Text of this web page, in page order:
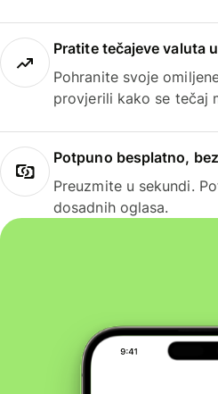
Pratite tečajeve valuta
Pohranite svoje
provjerili kako se tečaj
Potpuno besplatno,
Preuzmite u sekundi.
dosadnih oglasa.